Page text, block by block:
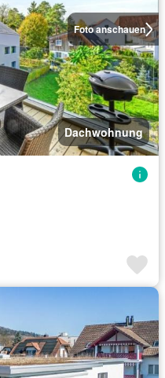
Foto anschauen
Dachwohnung